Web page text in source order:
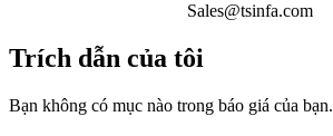
Sales@tsinfa.com
Trích dẫn của tôi
Bạn không có mục nào trong báo giá của bạn.